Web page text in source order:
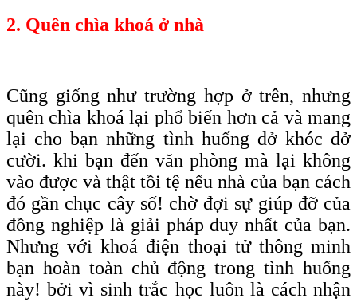
2. Quên chìa khoá ở nhà
Cũng giống như trường hợp ở trên, nhưng
quên chìa khoá lại phổ biến hơn cả và mang
lại cho bạn những tình huống dở khóc dở
cười. khi bạn đến văn phòng mà lại không
vào được và thật tồi tệ nếu nhà của bạn cách
đó gần chục cây số! chờ đợi sự giúp đỡ của
đồng nghiệp là giải pháp duy nhất của bạn.
Nhưng với khoá điện thoại tử thông minh
bạn hoàn toàn chủ động trong tình huống
này! bởi vì sinh trắc học luôn là cách nhận